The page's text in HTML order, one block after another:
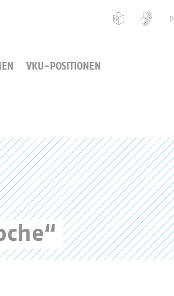
VKU-POSITIONEN